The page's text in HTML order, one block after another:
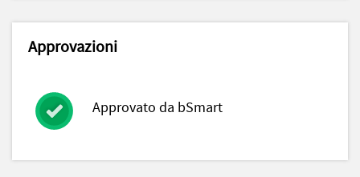
Approvazioni
Approvato da bSmart